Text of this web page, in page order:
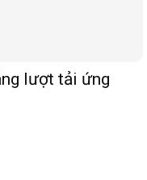
lượt tải ứng